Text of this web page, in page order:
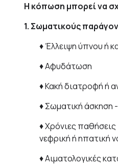
Η κόπωση μπορεί να
1. Σωματικούς
♦ Έλλειψη ύπνου ή
♦ Αφυδάτωση
♦ Κακή διατροφή ή
♦ Σωματική άσκηση
♦ Χρόνιες
νεφρική ή ηπατική
♦ Αιματολογικές